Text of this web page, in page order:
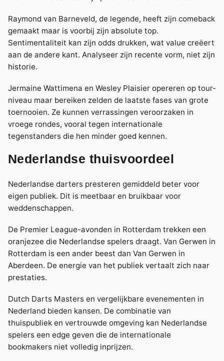
Raymond van Barneveld, de legende, heeft zijn comeback
gemaakt maar is voorbij zijn absolute top.
Sentimentaliteit kan zijn odds drukken, wat value creëert
aan de andere kant. Analyseer zijn recente vorm, niet zijn
historie.
Jermaine Wattimena en Wesley Plaisier opereren op tour-
niveau maar bereiken zelden de laatste fases van grote
toernooien. Ze kunnen verrassingen veroorzaken in
vroege rondes, vooral tegen internationale
tegenstanders die hen minder goed kennen.
Nederlandse thuisvoordeel
Nederlandse darters presteren gemiddeld beter voor
eigen publiek. Dit is meetbaar en bruikbaar voor
weddenschappen.
De Premier League-avonden in Rotterdam trekken een
oranjezee die Nederlandse spelers draagt. Van Gerwen in
Rotterdam is een ander beest dan Van Gerwen in
Aberdeen. De energie van het publiek vertaalt zich naar
prestaties.
Dutch Darts Masters en vergelijkbare evenementen in
Nederland bieden kansen. De combinatie van
thuispubliek en vertrouwde omgeving kan Nederlandse
spelers een edge geven die de internationale
bookmakers niet volledig inprijzen.